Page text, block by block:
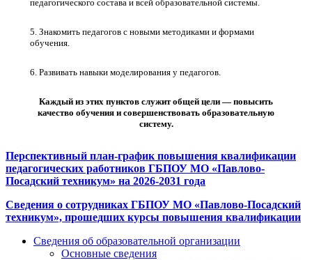
педагогического состава и всей образовательной системы.
5. Знакомить педагогов с новыми методиками и формами
обучения.
6. Развивать навыки моделирования у педагогов.
Каждый из этих пунктов служит общей цели — повысить
качество обучения и совершенствовать образовательную
систему.
Перспективный план-график повышения квалификации
педагогических работников ГБПОУ МО «Павлово-
Посадский техникум» на 2026-2031 года
Сведения о сотрудниках ГБПОУ МО «Павлово-Посадский
техникум», прошедших курсы повышения квалификации
Сведения об образовательной организации
Основные сведения